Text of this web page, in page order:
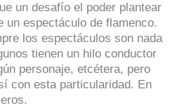
un desafío el poder plantear
un espectáculo de flamenco.
los espectáculos son nada
tienen un hilo conductor
personaje, etcétera, pero
con esta particularidad. En